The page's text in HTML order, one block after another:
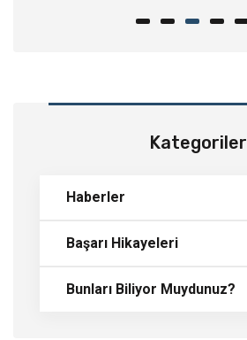
Kategoriler
Haberler
Başarı Hikayeleri
Bunları Biliyor Muydunuz?